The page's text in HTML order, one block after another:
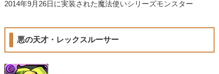
2014年9月26日に実装された魔法使いシリーズモンスター
悪の天才・レックスルーサー